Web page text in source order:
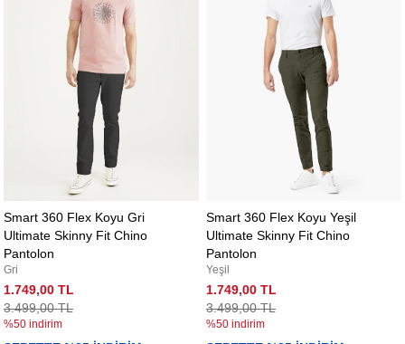
Smart 360 Flex Koyu Gri
Ultimate Skinny Fit Chino
Pantolon
Gri
3.499,00 TL
1.749,00 TL
%50 indirim
Smart 360 Flex Koyu Yeşil
Ultimate Skinny Fit Chino
Pantolon
Yeşil
3.499,00 TL
1.749,00 TL
%50 indirim